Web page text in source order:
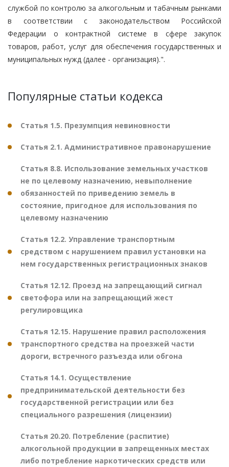
службой по контролю за алкогольным и табачным рынками
в соответствии с законодательством Российской
Федерации о контрактной системе в сфере закупок
товаров, работ, услуг для обеспечения государственных и
муниципальных нужд (далее - организация).".
Популярные статьи кодекса
Статья 1.5. Презумпция невиновности
Статья 2.1. Административное правонарушение
Статья 8.8. Использование земельных участков
не по целевому назначению, невыполнение
обязанностей по приведению земель в
состояние, пригодное для использования по
целевому назначению
Статья 12.2. Управление транспортным
средством с нарушением правил установки на
нем государственных регистрационных знаков
Статья 12.12. Проезд на запрещающий сигнал
светофора или на запрещающий жест
регулировщика
Статья 12.15. Нарушение правил расположения
транспортного средства на проезжей части
дороги, встречного разъезда или обгона
Статья 14.1. Осуществление
предпринимательской деятельности без
государственной регистрации или без
специального разрешения (лицензии)
Статья 20.20. Потребление (распитие)
алкогольной продукции в запрещенных местах
либо потребление наркотических средств или